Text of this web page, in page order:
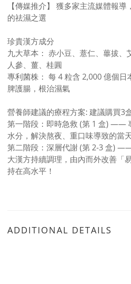
【傳媒推介】 獲多家主流媒體報
的祛濕之選
珍貴漢方成分
九大草本： 赤小豆、薏仁、蓽拔、
人參、薑、桂圓
專利菌株： 每 4 粒含 2,000 億個日
脾護腸，根治濕氣
營養師建議的療程方案: 建議購買3
第一階段：即時急救 (第 1 盒) ——
水分，解決熬夜、重口味導致的當
第二階段：深層代謝 (第 2-3 盒)
大漢方持續調理，由內而外改善「
持在高水平！
ADDITIONAL DETAILS